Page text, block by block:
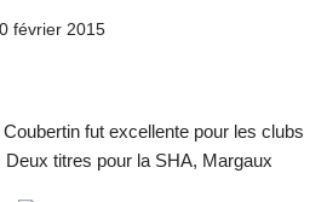
février 2015
fut excellente pour les clubs
titres pour la SHA, Margaux